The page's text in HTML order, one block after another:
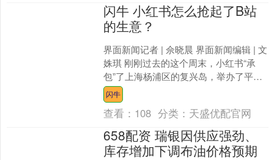
闪牛 小红书怎么抢起了B站
的生意？
界面新闻记者 | 佘晓晨 界面新闻编辑 | 文
姝琪 刚刚过去的这个周末，小红书“承
包”了上海杨浦区的复兴岛，举办了平台
首个游戏二次元线下活动。 在小红书的
描述里....
闪牛
查看： 108 分类： 天盛优配官网
658配资 瑞银因供应强劲、
库存增加下调布油价格预期